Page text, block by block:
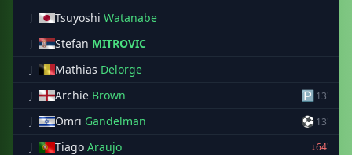
J Tsuyoshi Watanabe
J Stefan MITROVIC
J Mathias Delorge
J Archie Brown 🅿13'
J
Omri Gandelman ⚽ 13'
J
Tiago Araujo
↓64'